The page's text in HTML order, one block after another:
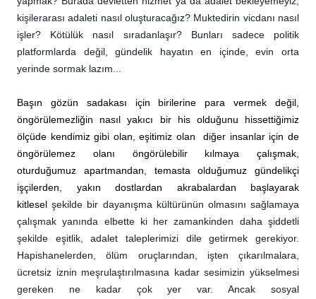
kişilerarası adaleti nasıl oluşturacağız? Muktedirin vicdanı nasıl
işler? Kötülük nasıl sıradanlaşır? Bunları sadece politik
platformlarda değil, gündelik hayatın en içinde, evin orta
yerinde sormak lazım...
Başın gözün sadakası için birilerine para vermek değil,
öngörülemezliğin nasıl yakıcı bir his olduğunu hissettiğimiz
ölçüde kendimiz gibi olan, eşitimiz olan diğer insanlar için de
öngörülemez olanı öngörülebilir kılmaya çalışmak,
oturduğumuz apartmandan, temasta olduğumuz gündelikçi
işçilerden, yakın dostlardan akrabalardan başlayarak
kitleselşekilde bir dayanışma kültürünün olmasını sağlamaya
çalışmak yanında elbette ki her zamankinden daha şiddetli
şekilde eşitlik, adalet taleplerimizi dile getirmek gerekiyor.
Hapishanelerden, ölüm oruçlarından, işten çıkarılmalara,
ücretsiz iznin meşrulaştırılmasına kadar sesimizin yükselmesi
gereken ne kadar çok yer var. Ancak sosyal